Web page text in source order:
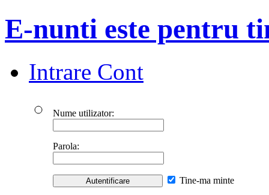
E-nunti este pentru
Intrare Cont
Nume utilizator:
Parola:
Tine-ma minte